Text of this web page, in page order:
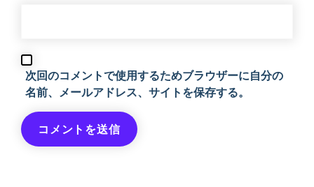
次回のコメントで使用するためブラウザーに自分の
名前、メールアドレス、サイトを保存する。